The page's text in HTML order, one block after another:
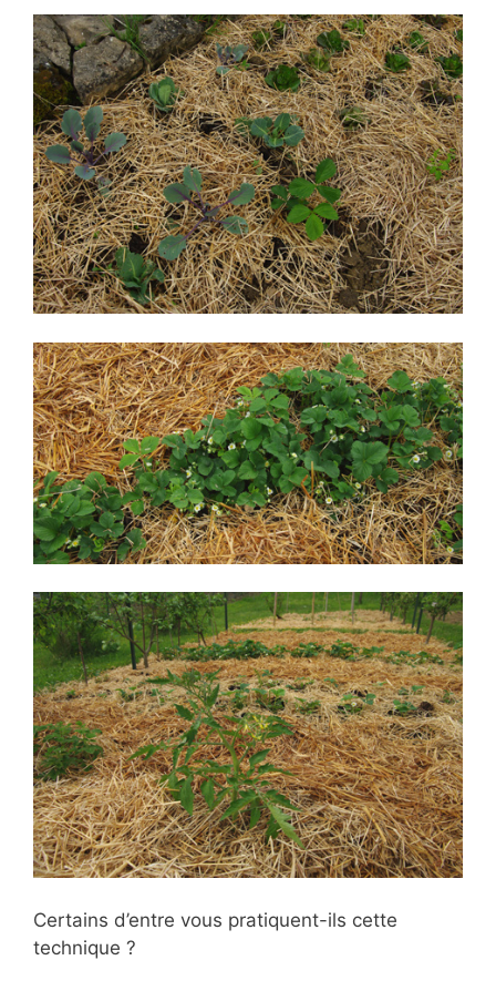
Certains d’entre vous pratiquent-ils cette
technique ?